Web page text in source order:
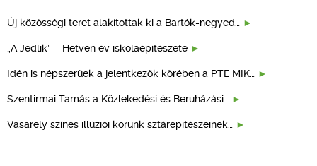
Új közösségi teret alakítottak ki a Bartók-negyed…
„A Jedlik” – Hetven év iskolaépítészete
Idén is népszerűek a jelentkezők körében a PTE MIK…
Szentirmai Tamás a Közlekedési és Beruházási…
Vasarely színes illúziói korunk sztárépítészeinek…